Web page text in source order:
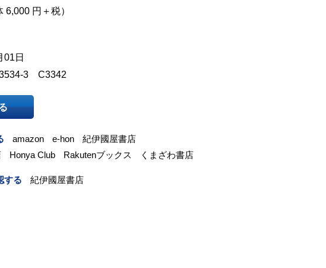
6,000 円＋税）
01日
3 C3342
amazon e-hon
紀伊國屋書店
Honya Club Rakutenブックス くまざわ書店
する 紀伊國屋書店